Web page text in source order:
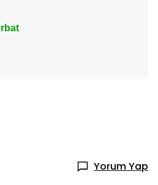
Yorum Yap